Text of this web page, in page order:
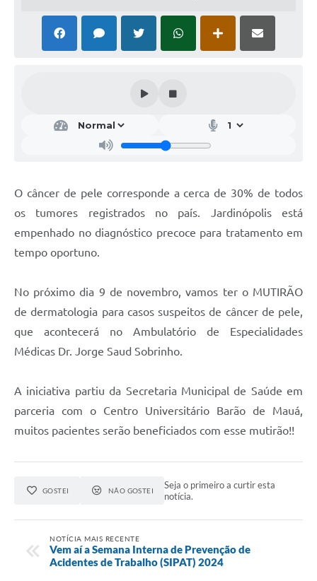
O câncer de pele corresponde a cerca de 30% de todos
os tumores registrados no país. Jardinópolis está
empenhado no diagnóstico precoce para tratamento em
tempo oportuno.
No próximo dia 9 de novembro, vamos ter o MUTIRÃO
de dermatologia para casos suspeitos de câncer de pele,
que acontecerá no Ambulatório de Especialidades
Médicas Dr. Jorge Saud Sobrinho.
A iniciativa partiu da Secretaria Municipal de Saúde em
parceria com o Centro Universitário Barão de Mauá,
muitos pacientes serão beneficiados com esse mutirão!!
GOSTEI NÃO GOSTEI
Seja o primeiro a curtir esta
notícia.
NOTÍCIA MAIS RECENTE
Vem aí a Semana Interna de Prevenção de
Acidentes de Trabalho (SIPAT) 2024